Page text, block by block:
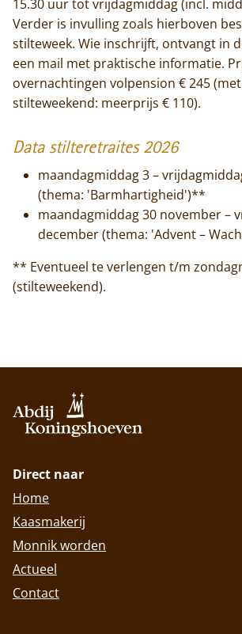
15.30 uur tot vrijdagmiddag (incl.
Verder is invulling zoals hierboven
stilteweek. Wie inschrijft, ontvangt in
een mail met praktische informatie.
overnachtingen volpension € 245
stilteweekend: meerprijs € 110).
Data stilteretraites 2026
maandagmiddag 3 –
(thema: 'Barmhartigheid')**
maandagmiddag 30 november –
december (thema: 'Advent –
** Eventueel te verlengen t/m
(stilteweekend).
Direct naar
Home
Kaasmakerij
Monnik worden
Actueel
Contact